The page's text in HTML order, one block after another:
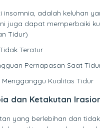
insomnia, adalah keluhan
juga dapat memperbaiki
Tidur)
Teratur
Pernapasan Saat
Mengganggu Kualitas Tidur
dan Ketakutan
yang berlebihan dan